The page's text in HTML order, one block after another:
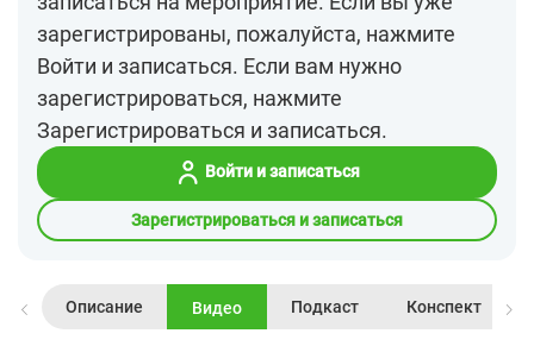
зарегистрированы, пожалуйста, нажмите
Войти и записаться. Если вам нужно
зарегистрироваться, нажмите
Зарегистрироваться и записаться.
Войти и записаться
Зарегистрироваться и записаться
Описание Видео Подкаст Конспект